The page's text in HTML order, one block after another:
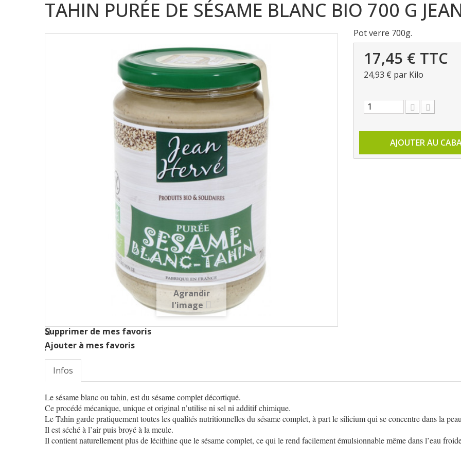
TAHIN PURÉE DE SÉSAME BLANC BIO 700 G
Agrandir
l'image
Supprimer de mes favoris
Ajouter à mes favoris
Pot verre 700g.
17,45 € TTC
24,93 € par Kilo
AJOUTER AU
Infos
Le sésame blanc ou tahin, est du sésame complet décortiqué.
Ce procédé mécanique, unique et original n’utilise ni sel ni additif chimique.
Le Tahin garde pratiquement toutes les qualités nutritionnelles du sésame complet, à part le silicium qui se concentre dans la
Il est séché à l’air puis broyé à la meule.
Il contient naturellement plus de lécithine que le sésame complet, ce qui le rend facilement émulsionnable même dans l’eau